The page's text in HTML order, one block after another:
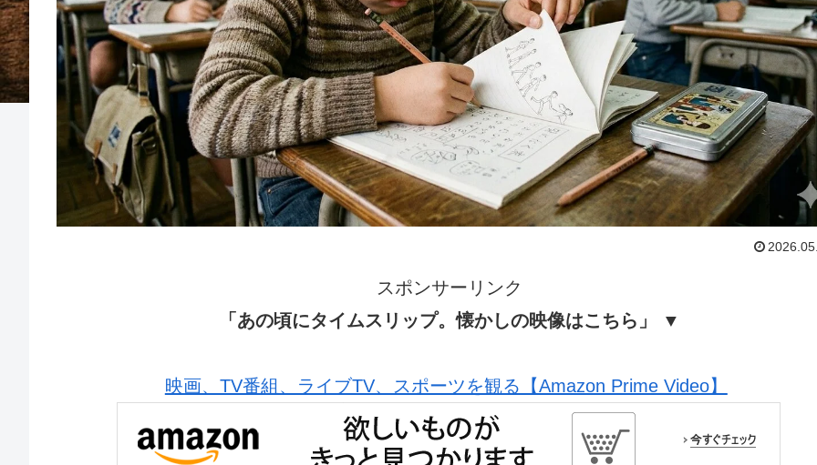
スポンサーリンク
「あの頃にタイムスリップ。懐かしの映像はこちら」 ▼
映画、TV番組、ライブTV、スポーツを観る【Amazon Prime Video】